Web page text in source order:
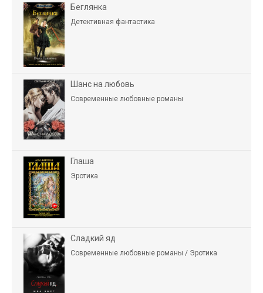
Беглянка
Детективная фантастика
Шанс на любовь
Современные любовные романы
Глаша
Эротика
Сладкий яд
Современные любовные романы / Эротика